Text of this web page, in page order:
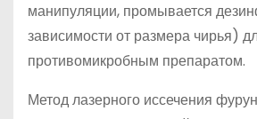
манипуляции, промывается
зависимости от размера чирья)
противомикробным препаратом.
Метод лазерного иссечения